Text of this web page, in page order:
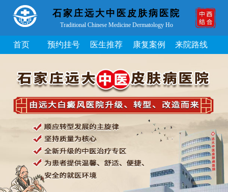
石家庄远大中医皮肤病医院
Traditional Chinese Medicine Dermatology Ho
首页 预约挂号 医生推荐 康复案例 来院路线